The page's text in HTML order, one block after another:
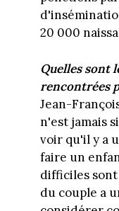
20 000
Quelles sont
rencontrées
Jean-
n'est jamais
voir qu'il y a
faire un
difficiles
du couple a